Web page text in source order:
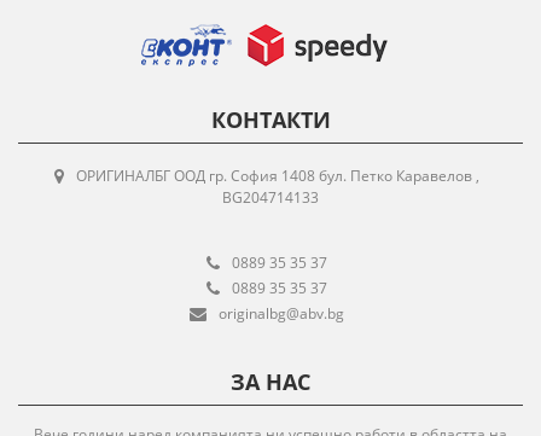
КОНТАКТИ
ОРИГИНАЛБГ ООД гр. София 1408 бул. Петко Каравелов ,
BG204714133
0889 35 35 37
0889 35 35 37
originalbg@abv.bg
ЗА НАС